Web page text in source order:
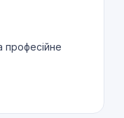
професійне